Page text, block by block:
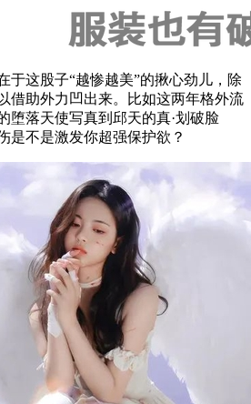
这股子“越惨越美”的揪心劲儿，除
借助外力凹出来。比如这两年格外流
堕落天使写真到邱天的真·划破脸
是不是激发你超强保护欲？